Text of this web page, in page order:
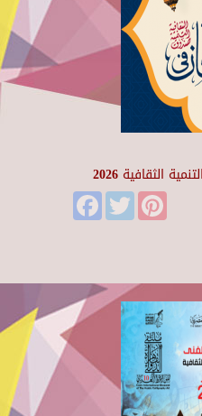
الثقافية 2026
FacebookTwitter